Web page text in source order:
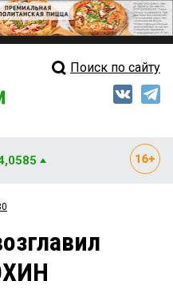
Свежий выпуск
Рейтинги
Блоги
Поиск по сайту